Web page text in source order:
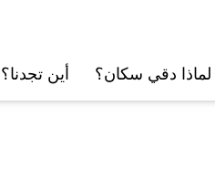
لماذا دقي سكان؟ أين تجدنا؟